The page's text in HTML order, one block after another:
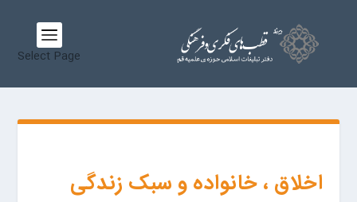
Select Page
اخلاق ، خانواده و سبک زندگی